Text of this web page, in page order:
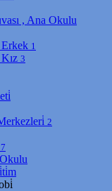
, Ana Okulu
Erkek 1
3
2
7